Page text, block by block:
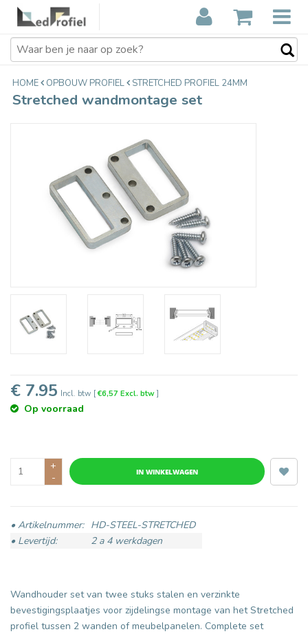
Stretched wandmontage set
€7,95
HOME OPBOUW PROFIEL STRETCHED PROFIEL 24MM
Stretched wandmontage set
€ 7.95 Incl. btw [€6,57 Excl. btw]
Op voorraad
+
-
IN WINKELWAGEN
• Artikelnummer: HD-STEEL-STRETCHED
• Levertijd:
2 a 4 werkdagen
Wandhouder set van twee stuks stalen en verzinkte
bevestigingsplaatjes voor zijdelingse montage van het Stretched
profiel tussen 2 wanden of meubelpanelen. Complete set